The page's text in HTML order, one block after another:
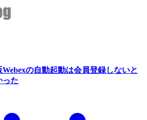
の自動起動は会員登録しないと
った